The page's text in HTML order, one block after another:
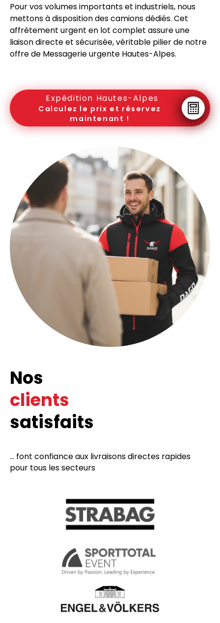
Pour vos volumes importants et industriels, nous
mettons à disposition des camions dédiés. Cet
affrètement urgent en lot complet assure une
liaison directe et sécurisée, véritable pilier de notre
offre de Messagerie urgente Hautes-Alpes.
Expédition Hautes-Alpes
Calculez le prix et réservez
maintenant !
Nos
clients
satisfaits
... font confiance aux livraisons directes rapides
pour tous les secteurs